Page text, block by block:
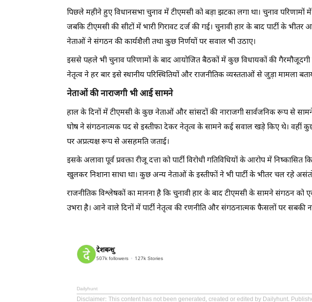
पिछले महीने हुए विधानसभा चुनाव में टीएमसी को बड़ा झटका लगा था। चुनाव परिणामों
जबकि टीएमसी की सीटों में भारी गिरावट दर्ज की गई। चुनावी हार के बाद पार्टी के
नेताओं ने संगठन की कार्यशैली तथा कुछ निर्णयों पर सवाल भी उठाए।
इससे पहले भी चुनाव परिणामों के बाद आयोजित बैठकों में कुछ विधायकों की गैरमौजूदगी
नेतृत्व ने हर बार इसे स्थानीय परिस्थितियों और राजनीतिक व्यस्तताओं से जुड़ा मामला
नेताओं की नाराजगी भी आई सामने
हाल के दिनों में टीएमसी के कुछ नेताओं और सांसदों की नाराजगी सार्वजनिक रूप से सामने
घोष ने संगठनात्मक पद से इस्तीफा देकर नेतृत्व के सामने कई सवाल खड़े किए थे। वहीं कुछ
पर अप्रत्यक्ष रूप से असहमति जताई।
इसके अलावा पूर्व प्रवक्ता रीजू दत्ता को पार्टी विरोधी गतिविधियों के आरोप में
खुलकर निशाना साधा था। कुछ अन्य नेताओं के इस्तीफों ने भी पार्टी के भीतर चल रहे
राजनीतिक विश्लेषकों का मानना है कि चुनावी हार के बाद टीएमसी के सामने संगठन
उभरा है। आने वाले दिनों में पार्टी नेतृत्व की रणनीति और संगठनात्मक फैसलों पर सबकी
देशबन्धु
507k followers 127k Stories
Dailyhunt
Disclaimer: This content has not been generated, created or edited by Dailyhunt.